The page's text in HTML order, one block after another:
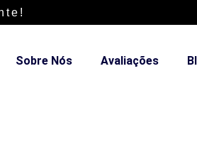
Sobre Nós Avaliações